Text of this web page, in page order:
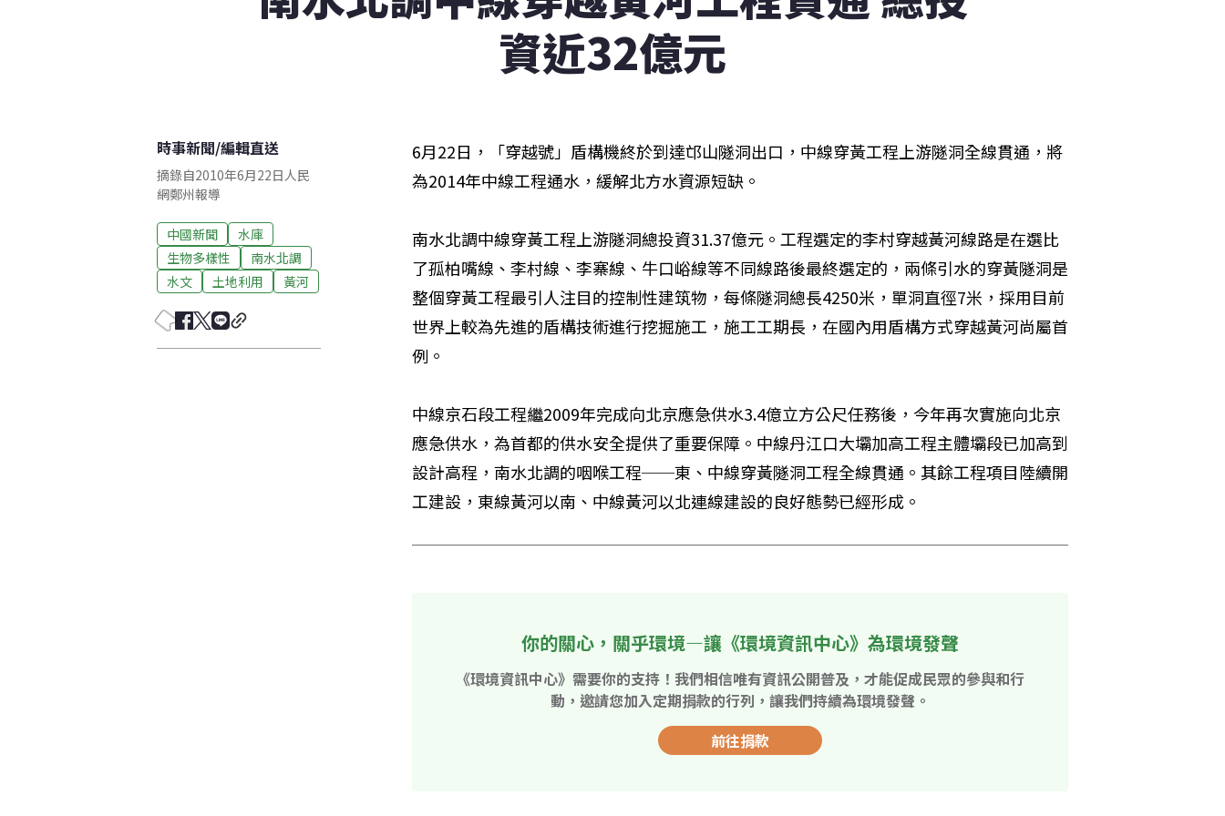
資近32億元
時事新聞/編輯直送
摘錄自2010年6月22日人民
網鄭州報導
中國新聞
水庫
生物多樣性
南水北調
水文
土地利用 黃河
6月22日，「穿越號」盾構機終於到達邙山隧洞出口，中線穿黃工程上游隧洞全線貫通，將
為2014年中線工程通水，緩解北方水資源短缺。
南水北調中線穿黃工程上游隧洞總投資31.37億元。工程選定的李村穿越黃河線路是在選比
了孤柏嘴線、李村線、李寨線、牛口峪線等不同線路後最終選定的，兩條引水的穿黃隧洞是
整個穿黃工程最引人注目的控制性建筑物，每條隧洞總長4250米，單洞直徑7米，採用目前
世界上較為先進的盾構技術進行挖掘施工，施工工期長，在國內用盾構方式穿越黃河尚屬首
例。
中線京石段工程繼2009年完成向北京應急供水3.4億立方公尺任務後，今年再次實施向北京
應急供水，為首都的供水安全提供了重要保障。中線丹江口大壩加高工程主體壩段已加高到
設計高程，南水北調的咽喉工程──東、中線穿黃隧洞工程全線貫通。其餘工程項目陸續開
工建設，東線黃河以南、中線黃河以北連線建設的良好態勢已經形成。
你的關心，關乎環境—讓《環境資訊中心》為環境發聲
《環境資訊中心》需要你的支持！我們相信唯有資訊公開普及，才能促成民眾的參與和行
動，邀請您加入定期捐款的行列，讓我們持續為環境發聲。
前往捐款